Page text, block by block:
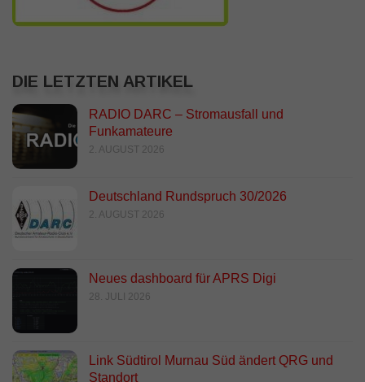
DIE LETZTEN ARTIKEL
RADIO DARC – Stromausfall und
Funkamateure
2. AUGUST 2026
Deutschland Rundspruch 30/2026
2. AUGUST 2026
Neues dashboard für APRS Digi
28. JULI 2026
Link Südtirol Murnau Süd ändert QRG und
Standort